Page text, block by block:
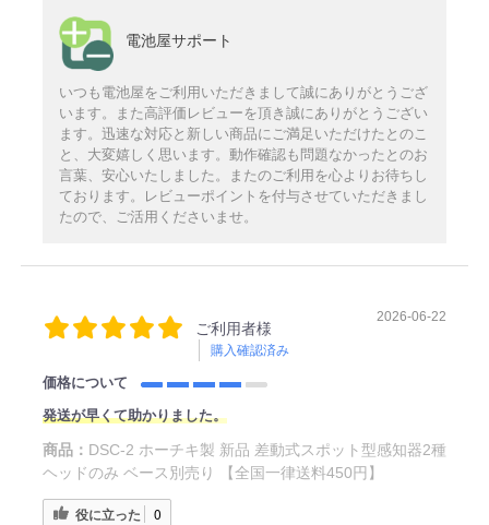
電池屋サポート
いつも電池屋をご利用いただきまして誠にありがとうござ
います。また高評価レビューを頂き誠にありがとうござい
ます。迅速な対応と新しい商品にご満足いただけたとのこ
と、大変嬉しく思います。動作確認も問題なかったとのお
言葉、安心いたしました。またのご利用を心よりお待ちし
ております。レビューポイントを付与させていただきまし
たので、ご活用くださいませ。
ご利用者様
購入確認済み
2026-06-22
価格について
発送が早くて助かりました。
商品： DSC-2 ホーチキ製 新品 差動式スポット型感知器2種
ヘッドのみ ベース別売り 【全国一律送料450円】
役に立った 0